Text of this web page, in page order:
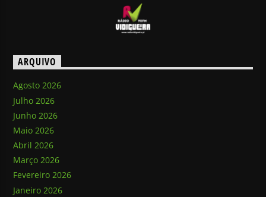
ARQUIVO
Agosto 2026
Julho 2026
Junho 2026
Maio 2026
Abril 2026
Março 2026
Fevereiro 2026
Janeiro 2026